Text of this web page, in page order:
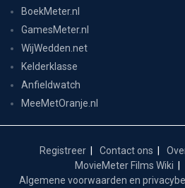
BoekMeter.nl
GamesMeter.nl
WijWedden.net
Kelderklasse
Anfieldwatch
MeeMetOranje.nl
Registreer Contact ons
MovieMeter Films Wiki
Algemene voorwaarden en